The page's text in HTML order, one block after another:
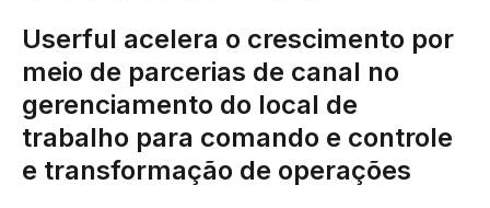
Userful acelera o crescimento por
meio de parcerias de canal no
gerenciamento do local de
trabalho para comando e controle
e transformação de operações